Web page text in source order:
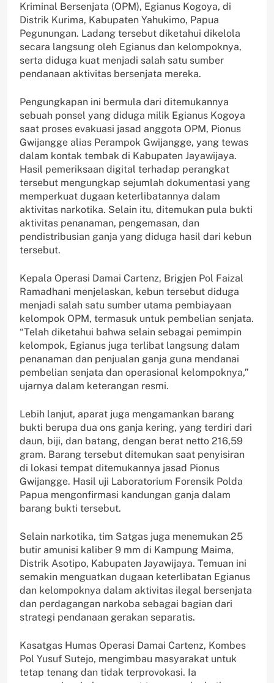
Kriminal Bersenjata (OPM), Egianus Kogoya, di
Distrik Kurima, Kabupaten Yahukimo, Papua
Pegunungan. Ladang tersebut diketahui dikelola
secara langsung oleh Egianus dan kelompoknya,
serta diduga kuat menjadi salah satu sumber
pendanaan aktivitas bersenjata mereka.
Pengungkapan ini bermula dari ditemukannya
sebuah ponsel yang diduga milik Egianus Kogoya
saat proses evakuasi jasad anggota OPM, Pionus
Gwijangge alias Perampok Gwijangge, yang tewas
dalam kontak tembak di Kabupaten Jayawijaya.
Hasil pemeriksaan digital terhadap perangkat
tersebut mengungkap sejumlah dokumentasi yang
memperkuat dugaan keterlibatannya dalam
aktivitas narkotika. Selain itu, ditemukan pula bukti
aktivitas penanaman, pengemasan, dan
pendistribusian ganja yang diduga hasil dari kebun
tersebut.
Kepala Operasi Damai Cartenz, Brigjen Pol Faizal
Ramadhani menjelaskan, kebun tersebut diduga
menjadi salah satu sumber utama pembiayaan
kelompok OPM, termasuk untuk pembelian senjata.
“Telah diketahui bahwa selain sebagai pemimpin
kelompok, Egianus juga terlibat langsung dalam
penanaman dan penjualan ganja guna mendanai
pembelian senjata dan operasional kelompoknya,”
ujarnya dalam keterangan resmi.
Lebih lanjut, aparat juga mengamankan barang
bukti berupa dua ons ganja kering, yang terdiri dari
daun, biji, dan batang, dengan berat netto 216,59
gram. Barang tersebut ditemukan saat penyisiran
di lokasi tempat ditemukannya jasad Pionus
Gwijangge. Hasil uji Laboratorium Forensik Polda
Papua mengonfirmasi kandungan ganja dalam
barang bukti tersebut.
Selain narkotika, tim Satgas juga menemukan 25
butir amunisi kaliber 9 mm di Kampung Maima,
Distrik Asotipo, Kabupaten Jayawijaya. Temuan ini
semakin menguatkan dugaan keterlibatan Egianus
dan kelompoknya dalam aktivitas ilegal bersenjata
dan perdagangan narkoba sebagai bagian dari
strategi pendanaan gerakan separatis.
Kasatgas Humas Operasi Damai Cartenz, Kombes
Pol Yusuf Sutejo, mengimbau masyarakat untuk
tetap tenang dan tidak terprovokasi. Ia